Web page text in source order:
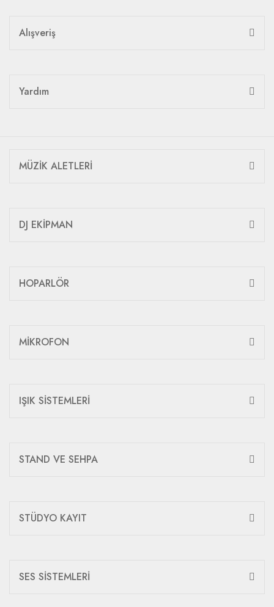
Alışveriş
Yardım
MÜZİK ALETLERİ
DJ EKİPMAN
HOPARLÖR
MİKROFON
IŞIK SİSTEMLERİ
STAND VE SEHPA
STÜDYO KAYIT
SES SİSTEMLERİ